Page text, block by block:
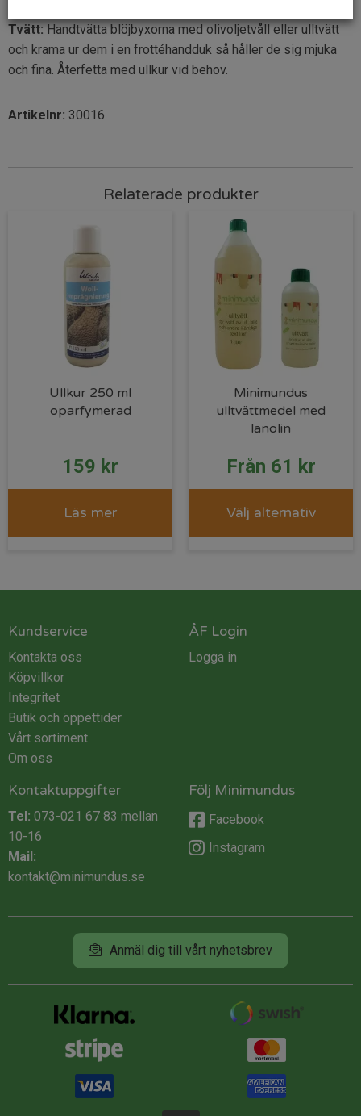
Tvätt:Handtvätta blöjbyxorna med olivoljetvåll eller ulltvätt
och krama ur dem i en frottéhandduk så håller de sig mjuka
och fina. Återfetta med ullkur vid behov.
Artikelnr: 30016
Relaterade produkter
Ullkur 250 ml
oparfymerad
159 kr
Läs mer
Minimundus
ulltvättmedel med
lanolin
Från 61 kr
Välj alternativ
Kundservice
Kontakta oss
Köpvillkor
Integritet
Butik och öppettider
Vårt sortiment
Om oss
ÅF Login
Logga in
Kontaktuppgifter
Tel: 073-021 67 83 mellan
10-16
Mail:
kontakt@minimundus.se
Följ Minimundus
Facebook
Instagram
Anmäl dig till vårt nyhetsbrev